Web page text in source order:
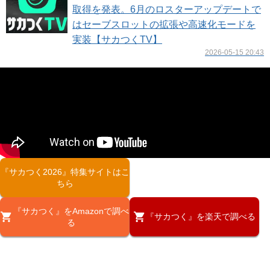
取得を発表。6月のロスターアップデートで
はセーブスロットの拡張や高速化モードを
実装【サカつくTV】
2026-05-15 20:43
『サカつく2026』特集サイトはこ
ちら
『サカつく』をAmazonで調べ
る
『サカつく』を楽天で調べる